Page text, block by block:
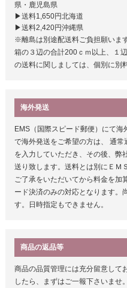
県・鹿児島県
▶送料1,650円北海道
▶送料2,420円沖縄県
※離島は別途配送料ご負担願いま
箱の３辺の合計200ｃｍ以上、１
の送料に関しましては、個別に別
海外発送
EMS（国際スピード郵便）にて
で海外発送をご希望の方は、 通
を入力していただき、その後、弊
送り致します。送料とは別にＥＭ
ご了承をいただいてから料金を加
ード決済のみの対応となります。
す。日時指定もできません。
商品の返品等
商品の品質管理には充分留意して
したら、まずはご一報下さいませ